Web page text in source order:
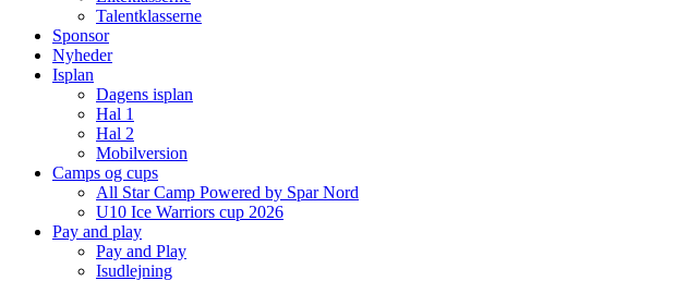
Talentklasserne
Sponsor
Nyheder
Isplan
Dagens isplan
Hal 1
Hal 2
Mobilversion
Camps og cups
All Star Camp Powered by Spar Nord
U10 Ice Warriors cup 2026
Pay and play
Pay and Play
Isudlejning